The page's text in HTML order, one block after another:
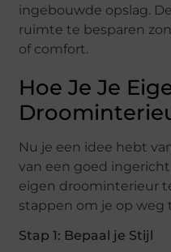
ingebouwde opslag.
ruimte te besparen
of comfort.
Hoe Je Je
Nu je een idee hebt
van een goed
eigen droominterieur
stappen om je op weg
Stap 1: Bepaal je Stijl